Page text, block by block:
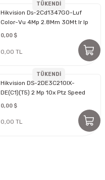
TÜKENDİ
Hikvision Ds-2Cd1347G0-Luf
Color-Vu 4Mp 2.8Mm 30Mt Ir Ip
Dome
0,00 $
0,00 TL
TÜKENDİ
Hikvision DS-2DE3C210IX-
DE(C1)(T5) 2 Mp 10x Ptz Speed
Dome Ip Kamera
0,00 $
0,00 TL